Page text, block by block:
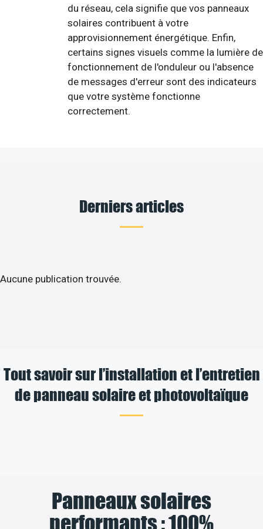
du réseau, cela signifie que vos panneaux
solaires contribuent à votre
approvisionnement énergétique. Enfin,
certains signes visuels comme la lumière de
fonctionnement de l'onduleur ou l'absence
de messages d'erreur sont des indicateurs
que votre système fonctionne
correctement.
Derniers articles
Aucune publication trouvée.
Tout savoir sur l’installation et l’entretien
de panneau solaire et photovoltaïque
Panneaux solaires
performants : 100%